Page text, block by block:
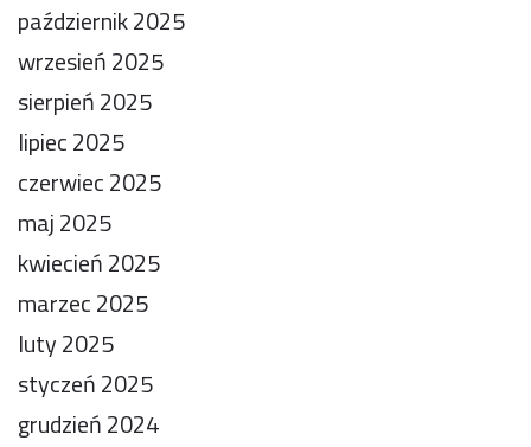
październik 2025
wrzesień 2025
sierpień 2025
lipiec 2025
czerwiec 2025
maj 2025
kwiecień 2025
marzec 2025
luty 2025
styczeń 2025
grudzień 2024